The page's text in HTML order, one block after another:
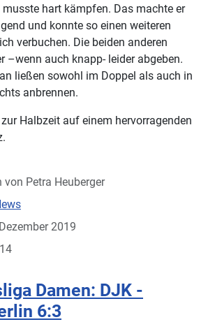
hart kämpfen. Das machte er
und konnte so einen weiteren
verbuchen. Die beiden anderen
–wenn auch knapp- leider abgeben.
ließen sowohl im Doppel als auch in
anbrennen.
Halbzeit auf einem hervorragenden
von Petra Heuberger
2019
Damen: DJK -
6:3